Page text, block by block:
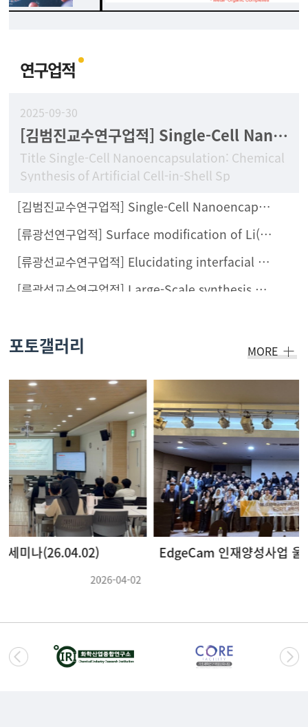
연구업적
2025-09-30
[김범진교수연구업적] Single-Cell Nanoencapsulation: Chemical Synthesis of Artificial Cell-in-Shell Spores
Title Single-Cell Nanoencapsulation: Chemical
Synthesis of Artificial Cell-in-Shell Sp
[김범진교수연구업적] Single-Cell Nanoencapsulation Enables Fabrication of Probiotics-Loaded Hydrogel Dressing with Improved Wound Healing Efficacy In Vivo
[류광선연구업적] Surface modification of Li(Ni0.8Co0.1Mn0.1)O2 with Li2ZrCl6 halide solid electrolyte for all-solid-state batteries
[류광선교수연구업적] Elucidating interfacial behaviors of Li-ion argyrodites through μ-cavity electrode analysis
[류광선교수연구업적] Large-Scale synthesis of metal halide doped Li7P2S8X solid electrolytes and their compatibility with organic solvents and binders
포토갤러리 MORE
EdgeCam 인재양성사업 울산지역 화학산업 기업체 견학 및 강연회(26.05.22 ~ 26.05.23) (3)